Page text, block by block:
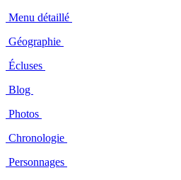
Menu détaillé
Géographie
Écluses
Blog
Photos
Chronologie
Personnages